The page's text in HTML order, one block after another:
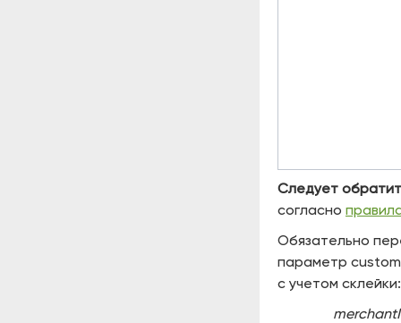
Следует
согласно
Обязательно
параметр
с учетом склейки: